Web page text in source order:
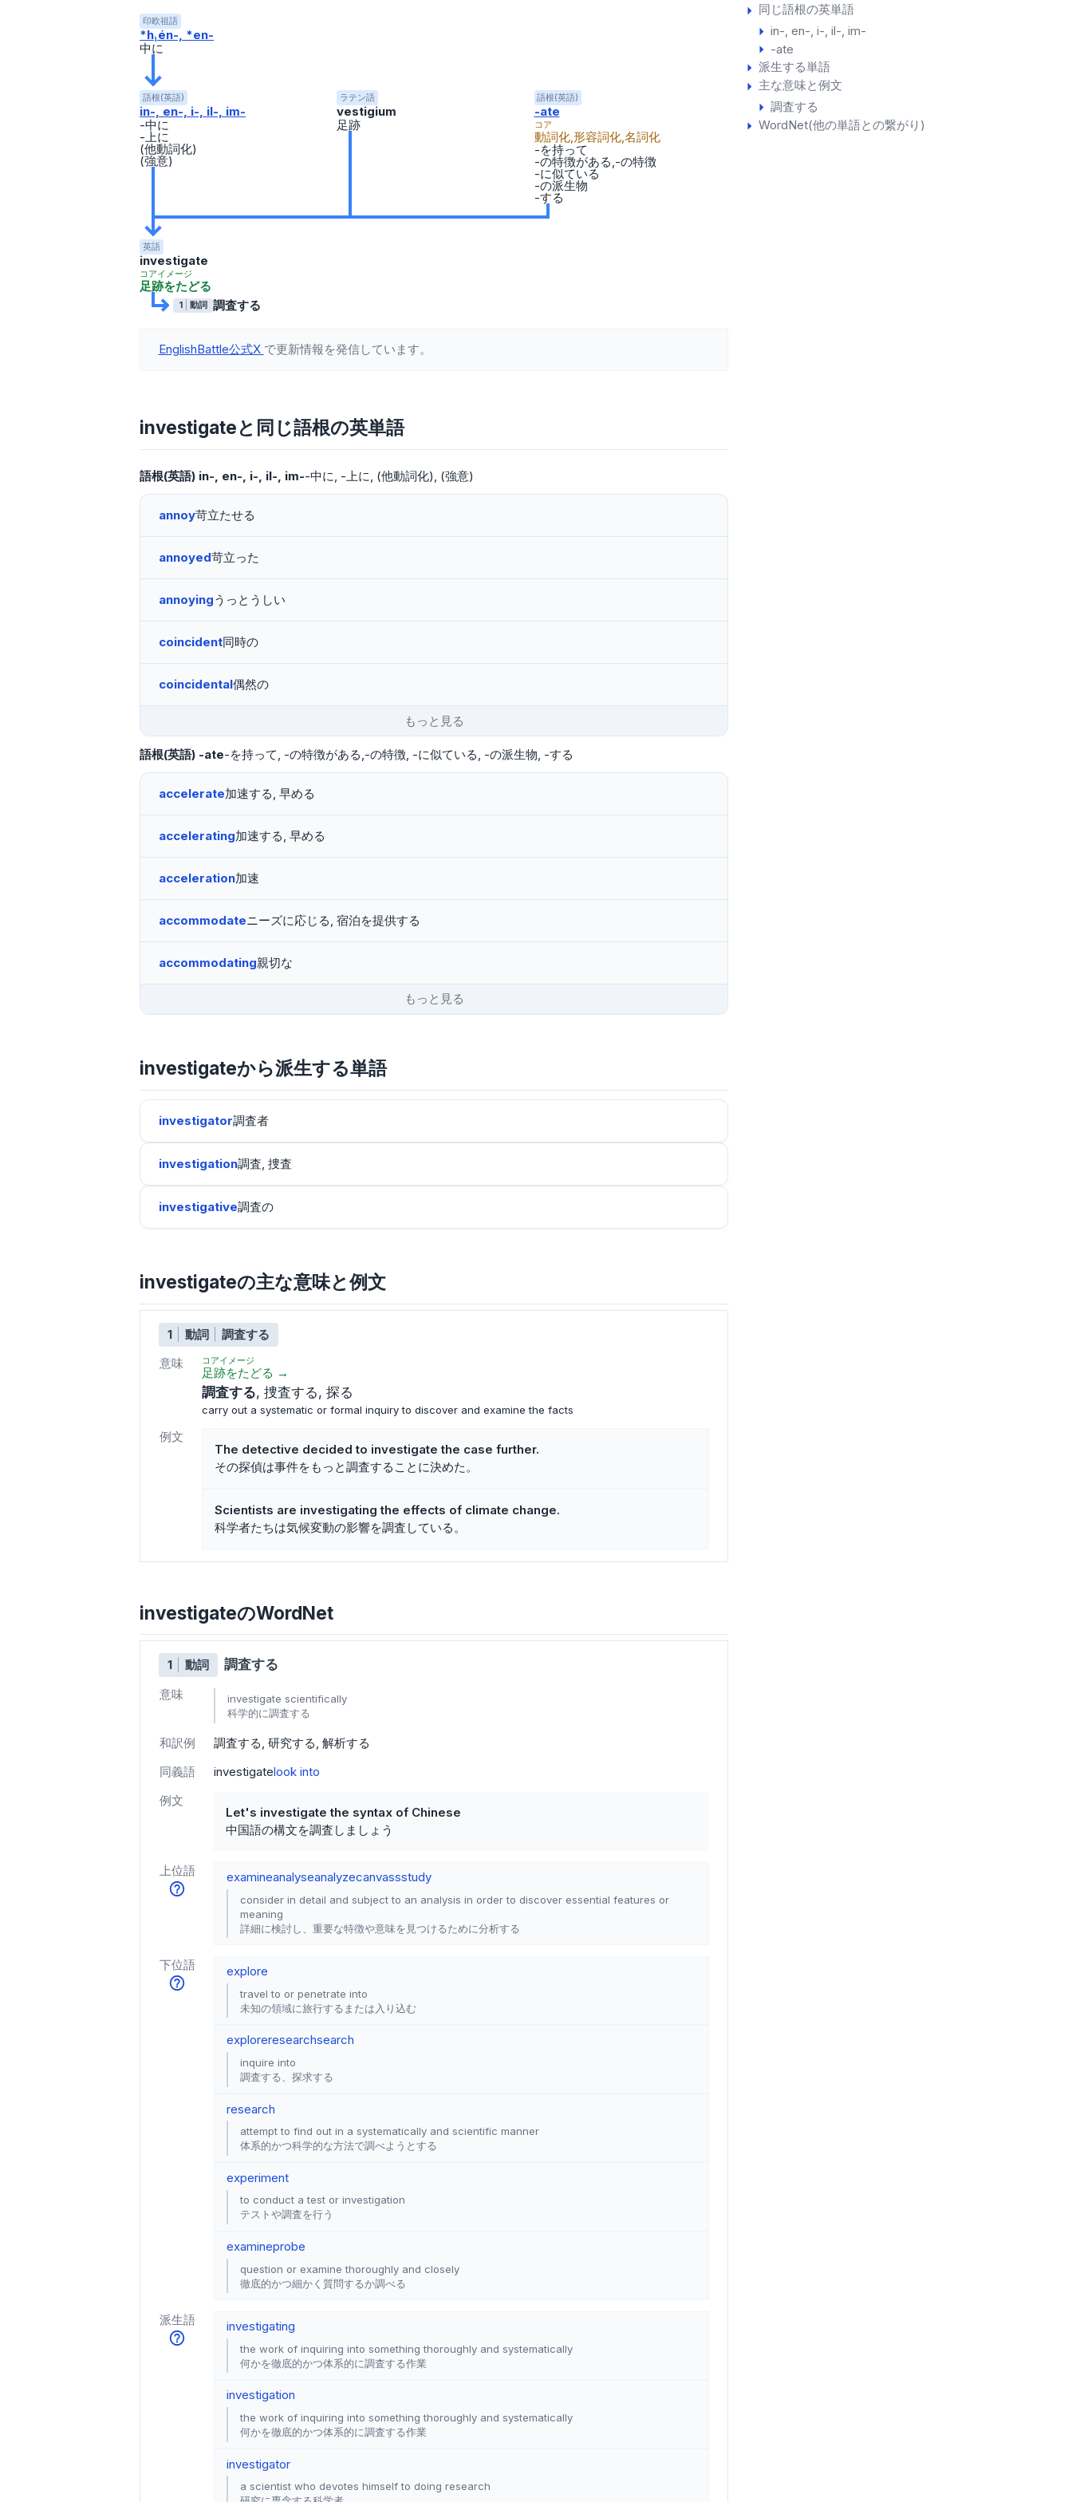
同じ語根の英単語
in-, en-, i-, il-, im-
-ate
派生する単語
主な意味と例文
調査する
WordNet(他の単語との繋がり)
印欧祖語
*h₁én-, *en-
中に
語根(英語)
in-, en-, i-, il-, im-
-中に
-上に
(他動詞化)
(強意)
ラテン語
vestigium
足跡
語根(英語)
-ate
コア
動詞化,形容詞化,名詞化
-を持って
-の特徴がある,-の特徴
-に似ている
-の派生物
-する
英語
investigate
コアイメージ
足跡をたどる
1 動詞 調査する
EnglishBattle公式X で更新情報を発信しています。
investigateと同じ語根の英単語
語根(英語) in-, en-, i-, il-, im--中に -上に (他動詞化) (強意)
annoy苛立たせる
annoyed苛立った
annoyingうっとうしい
coincident同時の
coincidental偶然の
もっと見る
語根(英語) -ate-を持って -の特徴がある,-の特徴 -に似ている -の派生物 -する
accelerate加速する, 早める
accelerating加速する, 早める
acceleration加速
accommodateニーズに応じる, 宿泊を提供する
accommodating親切な
もっと見る
investigateから派生する単語
investigator調査者
investigation調査, 捜査
investigative調査の
investigateの主な意味と例文
1 動詞
調査する
意味
コアイメージ
足跡をたどる →
調査する 捜査する 探る
carry out a systematic or formal inquiry to discover and examine the facts
例文
The detective decided to investigate the case further.
その探偵は事件をもっと調査することに決めた。
Scientists are investigating the effects of climate change.
科学者たちは気候変動の影響を調査している。
investigateのWordNet
1 動詞 調査する
意味
investigate scientifically
科学的に調査する
和訳例 調査する 研究する 解析する
同義語
investigatelook into
例文
Let's investigate the syntax of Chinese
中国語の構文を調査しましょう
上位語 examineanalyseanalyzecanvassstudy
consider in detail and subject to an analysis in order to discover essential features or
meaning
詳細に検討し、重要な特徴や意味を見つけるために分析する
下位語 explore
travel to or penetrate into
未知の領域に旅行するまたは入り込む
exploreresearchsearch
inquire into
調査する、探求する
research
attempt to find out in a systematically and scientific manner
体系的かつ科学的な方法で調べようとする
experiment
to conduct a test or investigation
テストや調査を行う
examineprobe
question or examine thoroughly and closely
徹底的かつ細かく質問するか調べる
派生語 investigating
the work of inquiring into something thoroughly and systematically
何かを徹底的かつ体系的に調査する作業
investigation
the work of inquiring into something thoroughly and systematically
何かを徹底的かつ体系的に調査する作業
investigator
a scientist who devotes himself to doing research